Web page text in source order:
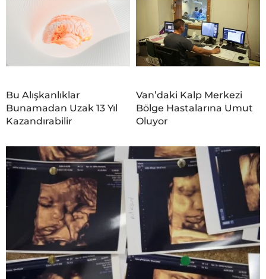
Bu Alışkanlıklar
Bunamadan Uzak 13 Yıl
Kazandırabilir
Van’daki Kalp Merkezi
Bölge Hastalarına Umut
Oluyor